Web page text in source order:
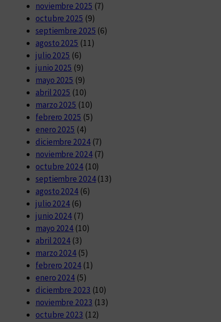
noviembre 2025 (7)
octubre 2025 (9)
septiembre 2025 (6)
agosto 2025 (11)
julio 2025 (6)
junio 2025 (9)
mayo 2025 (9)
abril 2025 (10)
marzo 2025 (10)
febrero 2025 (5)
enero 2025 (4)
diciembre 2024(7)
noviembre 2024(7)
octubre 2024(10)
septiembre 2024(13)
agosto 2024(6)
julio 2024 (6)
junio 2024 (7)
mayo 2024 (10)
abril 2024 (3)
marzo 2024 (5)
febrero 2024(1)
enero 2024 (5)
diciembre 2023 (10)
noviembre 2023 (13)
octubre 2023 (12)